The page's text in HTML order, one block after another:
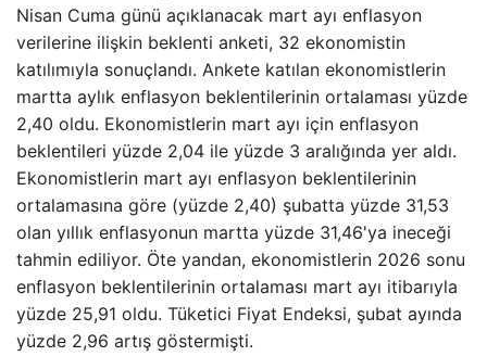
Nisan Cuma günü açıklanacak mart ayı enflasyon
verilerine ilişkin beklenti anketi, 32 ekonomistin
katılımıyla sonuçlandı. Ankete katılan ekonomistlerin
martta aylık enflasyon beklentilerinin ortalaması yüzde
2,40 oldu. Ekonomistlerin mart ayı için enflasyon
beklentileri yüzde 2,04 ile yüzde 3 aralığında yer aldı.
Ekonomistlerin mart ayı enflasyon beklentilerinin
ortalamasına göre (yüzde 2,40) şubatta yüzde 31,53
olan yıllık enflasyonun martta yüzde 31,46'ya ineceği
tahmin ediliyor. Öte yandan, ekonomistlerin 2026 sonu
enflasyon beklentilerinin ortalaması mart ayı itibarıyla
yüzde 25,91 oldu. Tüketici Fiyat Endeksi, şubat ayında
yüzde 2,96 artış göstermişti.